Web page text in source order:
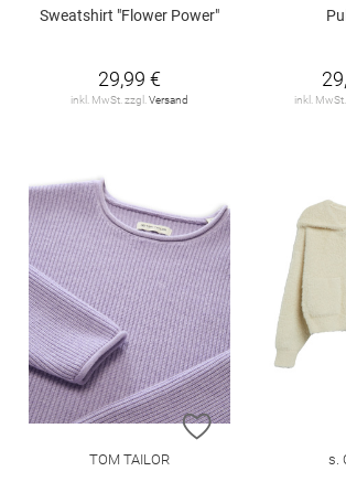
Sweatshirt "Flower Power"
29,99 €
inkl. MwSt. zzgl. Versand inkl. MwSt.
ZUR
TOM TAILOR s.